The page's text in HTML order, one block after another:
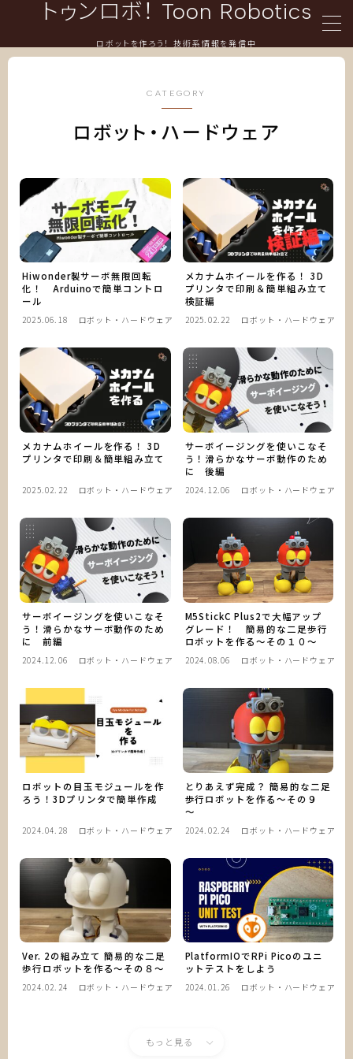
トゥンロボ！ Toon Robotics
ロボットを作ろう！ 技術系情報を発信中
メニュー/Menu
ホーム
ロボット・ハードウェア
開発日誌
制作物一覧
解説＆資料一覧
お問い合わせ
CATEGORY
ロボット・ハードウェア
Hiwonder製サーボ無限回転
化！ Arduinoで簡単コントロ
ール
2025.06.18 ロボット・ハードウェア
メカナムホイールを作る！ 3D
プリンタで印刷＆簡単組み立て
検証編
2025.02.22 ロボット・ハードウェア
メカナムホイールを作る！ 3D
プリンタで印刷＆簡単組み立て
2025.02.22 ロボット・ハードウェア
サーボイージングを使いこなそ
う！滑らかなサーボ動作のため
に 後編
2024.12.06 ロボット・ハードウェア
サーボイージングを使いこなそ
う！滑らかなサーボ動作のため
に 前編
2024.12.06 ロボット・ハードウェア
M5StickC Plus2で大幅アップ
グレード！ 簡易的な二足歩行
ロボットを作る～その１０～
2024.08.06 ロボット・ハードウェア
ロボットの目玉モジュールを作
ろう！3Dプリンタで簡単作成
2024.04.28 ロボット・ハードウェア
とりあえず完成？ 簡易的な二足
歩行ロボットを作る～その９
～
2024.02.24 ロボット・ハードウェア
Ver. 2の組み立て 簡易的な二足
歩行ロボットを作る～その８～
2024.02.24 ロボット・ハードウェア
PlatformIOでRPi Picoのユニ
ットテストをしよう
2024.01.26 ロボット・ハードウェア
もっと見る